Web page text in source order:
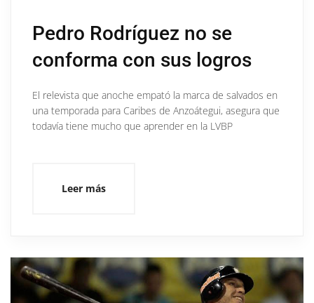
Pedro Rodríguez no se
conforma con sus logros
El relevista que anoche empató la marca de salvados en
una temporada para Caribes de Anzoátegui, asegura que
todavía tiene mucho que aprender en la LVBP
Leer más